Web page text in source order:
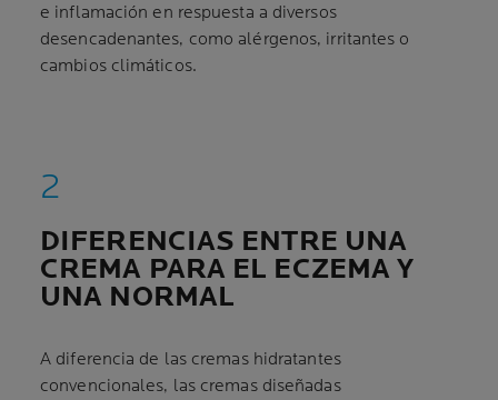
e inflamación en respuesta a diversos
desencadenantes, como alérgenos, irritantes o
cambios climáticos.
DIFERENCIAS ENTRE UNA
CREMA PARA EL ECZEMA Y
UNA NORMAL
A diferencia de las cremas hidratantes
convencionales, las cremas diseñadas